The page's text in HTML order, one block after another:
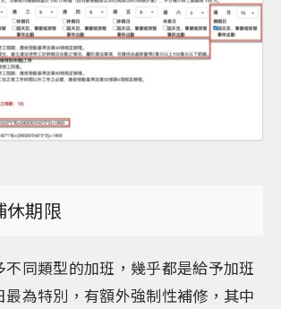
休期限
不同類型的加班，幾乎都是給予加班
最為特別，有額外強制性補修，其中